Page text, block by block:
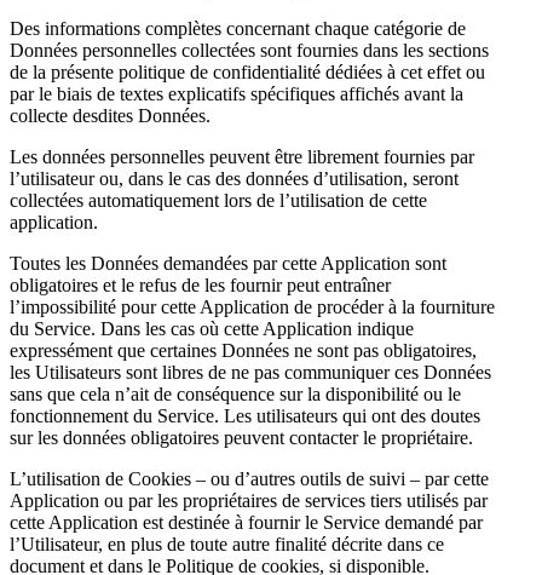
Des informations complètes concernant chaque catégorie de
Données personnelles collectées sont fournies dans les sections
de la présente politique de confidentialité dédiées à cet effet ou
par le biais de textes explicatifs spécifiques affichés avant la
collecte desdites Données.
Les données personnelles peuvent être librement fournies par
l’utilisateur ou, dans le cas des données d’utilisation, seront
collectées automatiquement lors de l’utilisation de cette
application.
Toutes les Données demandées par cette Application sont
obligatoires et le refus de les fournir peut entraîner
l’impossibilité pour cette Application de procéder à la fourniture
du Service. Dans les cas où cette Application indique
expressément que certaines Données ne sont pas obligatoires,
les Utilisateurs sont libres de ne pas communiquer ces Données
sans que cela n’ait de conséquence sur la disponibilité ou le
fonctionnement du Service. Les utilisateurs qui ont des doutes
sur les données obligatoires peuvent contacter le propriétaire.
L’utilisation de Cookies – ou d’autres outils de suivi – par cette
Application ou par les propriétaires de services tiers utilisés par
cette Application est destinée à fournir le Service demandé par
l’Utilisateur, en plus de toute autre finalité décrite dans ce
document et dans le Politique de cookies, si disponible.